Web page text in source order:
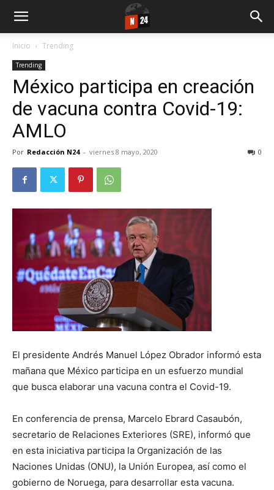
Inicio Trending
Trending
México participa en creación
de vacuna contra Covid-19:
AMLO
Por Redacción N24 - viernes 8 mayo, 2020 0
El presidente Andrés Manuel López Obrador informó esta
mañana que México participa en un esfuerzo mundial
que busca elaborar una vacuna contra el Covid-19.
En conferencia de prensa, Marcelo Ebrard Casaubón,
secretario de Relaciones Exteriores (SRE), informó que
en esta iniciativa participa la Organización de las
Naciones Unidas (ONU), la Unión Europea, así como el
gobierno de Noruega, para desarrollar esta vacuna.